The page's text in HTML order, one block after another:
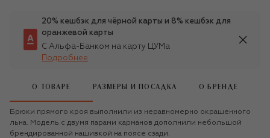
20% кешбэк для чёрной карты и 8% кешбэк для
оранжевой карты
С Альфа-Банком на карту ЦУМа
Подробнее
О ТОВАРЕ РАЗМЕРЫ И ПОСАДКА О БРЕНДЕ
Брюки прямого кроя выполнили из неравномерно окрашенного
льна. Модель с двумя парами карманов дополнили небольшой
брендированной нашивкой на поясе сзади.